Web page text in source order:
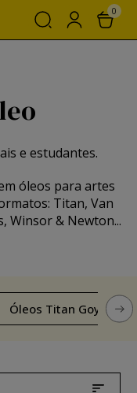
0
e estudantes.
óleos para artes
Titan, Van
Winsor & Newton...
Óleos Titan Goya